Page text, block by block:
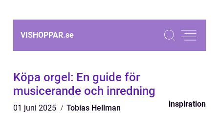
VISHOPPAR.se
Köpa orgel: En guide för
musicerande och inredning
01 juni 2025 Tobias Hellman inspiration